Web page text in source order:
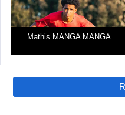
Mathis MANGA MANGA